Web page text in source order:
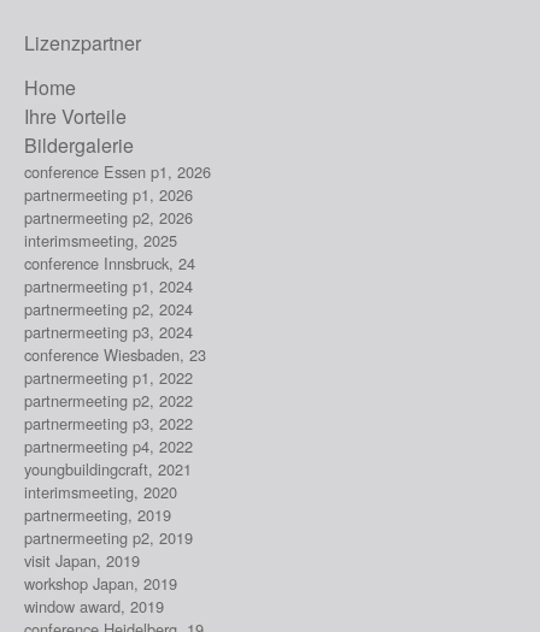
Lizenzpartner
Home
Ihre Vorteile
Bildergalerie
conference Essen p1, 2026
partnermeeting p1, 2026
partnermeeting p2, 2026
interimsmeeting, 2025
conference Innsbruck, 24
partnermeeting p1, 2024
partnermeeting p2, 2024
partnermeeting p3, 2024
conference Wiesbaden, 23
partnermeeting p1, 2022
partnermeeting p2, 2022
partnermeeting p3, 2022
partnermeeting p4, 2022
youngbuildingcraft, 2021
interimsmeeting, 2020
partnermeeting, 2019
partnermeeting p2, 2019
visit Japan, 2019
workshop Japan, 2019
window award, 2019